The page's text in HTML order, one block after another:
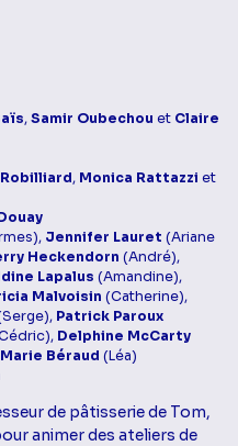
,Samir Oubechou et Claire
, Monica Rattazzi et
Jennifer Lauret (Ariane
Heckendorn (André),
Lapalus (Amandine),
Malvoisin (Catherine),
Patrick Paroux
Delphine McCarty
Marie Béraud (Léa)
de pâtisserie de Tom,
animer des ateliers de